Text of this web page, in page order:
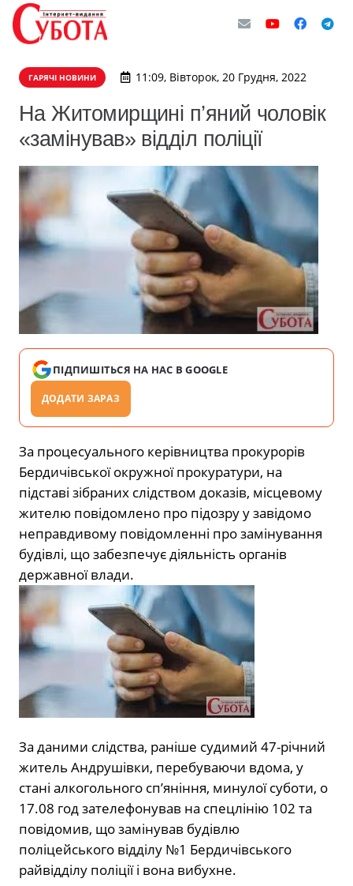
ГАРЯЧІ НОВИНИ 11:09, Вівторок, 20 Грудня, 2022
На Житомирщині п’яний чоловік
«замінував» відділ поліції
ПІДПИШІТЬСЯ НА НАС В GOOGLE
ДОДАТИ ЗАРАЗ
За процесуального керівництва прокурорів
Бердичівської окружної прокуратури, на
підставі зібраних слідством доказів, місцевому
жителю повідомлено про підозру у завідомо
неправдивому повідомленні про замінування
будівлі, що забезпечує діяльність органів
державної влади.
За даними слідства, раніше судимий 47-річний
житель Андрушівки, перебуваючи вдома, у
стані алкогольного сп’яніння, минулої суботи, о
17.08 год зателефонував на спецлінію 102 та
повідомив, що замінував будівлю
поліцейського відділу №1 Бердичівського
райвідділу поліції і вона вибухне.